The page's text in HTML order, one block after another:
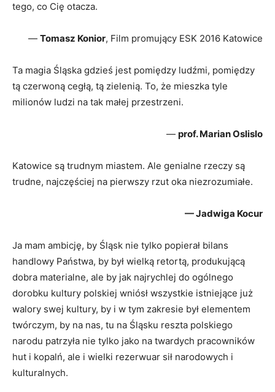
tego, co Cię otacza.
— Tomasz Konior, Film promujący ESK 2016 Katowice
Ta magia Śląska gdzieś jest pomiędzy ludźmi, pomiędzy
tą czerwoną cegłą, tą zielenią. To, że mieszka tyle
milionów ludzi na tak małej przestrzeni.
— prof. Marian Oslislo
Katowice są trudnym miastem. Ale genialne rzeczy są
trudne, najczęściej na pierwszy rzut oka niezrozumiałe.
— Jadwiga Kocur
Ja mam ambicję, by Śląsk nie tylko popierał bilans
handlowy Państwa, by był wielką retortą, produkującą
dobra materialne, ale by jak najrychlej do ogólnego
dorobku kultury polskiej wniósł wszystkie istniejące już
walory swej kultury, by i w tym zakresie był elementem
twórczym, by na nas, tu na Śląsku reszta polskiego
narodu patrzyła nie tylko jako na twardych pracowników
hut i kopalń, ale i wielki rezerwuar sił narodowych i
kulturalnych.